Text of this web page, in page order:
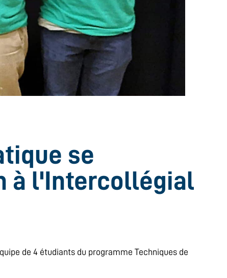
se
à l'Intercollégial
de 4 étudiants du programme Techniques de